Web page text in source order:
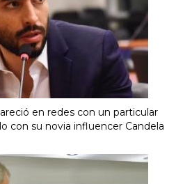
en redes con un particular
con su novia influencer Candela